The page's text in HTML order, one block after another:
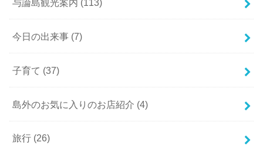
与論島観光案内 (113)
今日の出来事 (7)
子育て (37)
島外のお気に入りのお店紹介 (4)
旅行 (26)